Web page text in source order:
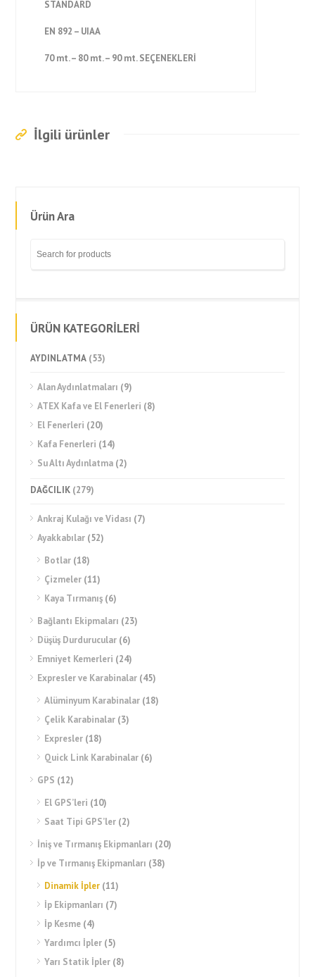
STANDARD
EN 892 – UIAA
70 mt. – 80 mt. – 90 mt. SEÇENEKLERİ
İlgili ürünler
Ürün Ara
ÜRÜN KATEGORİLERİ
AYDINLATMA (53)
Alan Aydınlatmaları (9)
ATEX Kafa ve El Fenerleri (8)
El Fenerleri (20)
Kafa Fenerleri (14)
Su Altı Aydınlatma (2)
DAĞCILIK (279)
Ankraj Kulağı ve Vidası (7)
Ayakkabılar (52)
Botlar (18)
Çizmeler (11)
Kaya Tırmanış (6)
Bağlantı Ekipmaları (23)
Düşüş Durdurucular (6)
Emniyet Kemerleri (24)
Expresler ve Karabinalar (45)
Alüminyum Karabinalar (18)
Çelik Karabinalar (3)
Expresler (18)
Quick Link Karabinalar (6)
GPS (12)
El GPS’leri (10)
Saat Tipi GPS’ler (2)
İniş ve Tırmanış Ekipmanları (20)
İp ve Tırmanış Ekipmanları (38)
Dinamik İpler (11)
İp Ekipmanları (7)
İp Kesme (4)
Yardımcı İpler (5)
Yarı Statik İpler (8)